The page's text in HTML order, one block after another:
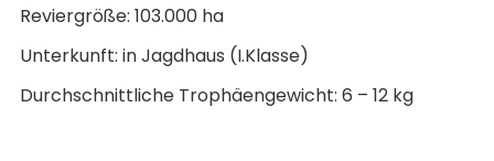
Reviergröße: 103.000 ha
Unterkunft: in Jagdhaus (I.Klasse)
Durchschnittliche Trophäengewicht: 6 – 12 kg